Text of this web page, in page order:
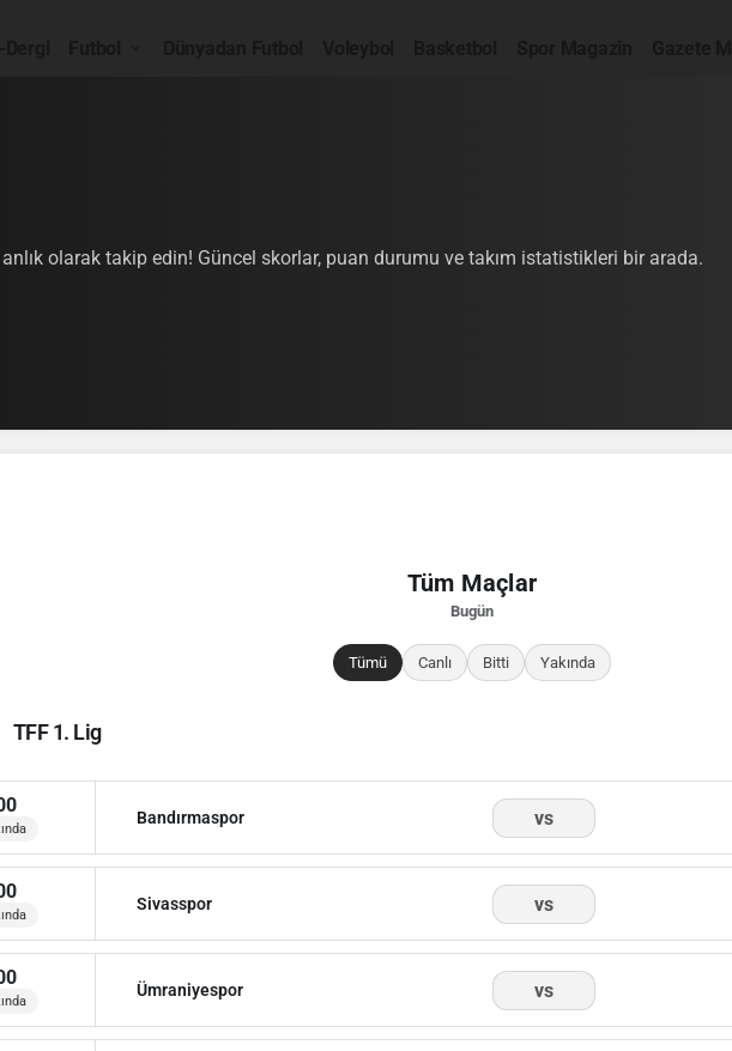
Gündüz modunu seçin.
olarak takip edin! Güncel skorlar, puan durumu ve takım istatistikleri bir arada.
Tüm Maçlar
Bugün
Tümü Canlı Bitti Yakında
TFF 1. Lig
Bandırmaspor vs
Sivasspor vs
Ümraniyespor vs